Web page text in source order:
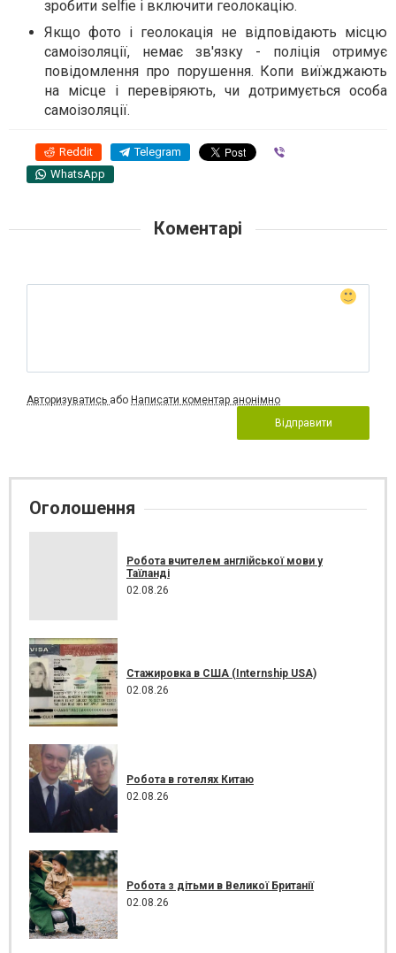
зробити selfie і включити геолокацію.
Якщо фото і геолокація не відповідають місцю
самоізоляції, немає зв'язку - поліція отримує
повідомлення про порушення. Копи виїжджають
на місце і перевіряють, чи дотримується особа
самоізоляції.
Reddit Telegram
WhatsApp
Коментарі
Авторизуватись або Написати коментар анонімно
Відправити
Оголошення
Робота вчителем англійської мови у
Таїланді
02.08.26
Стажировка в США (Internship USA)
02.08.26
Робота в готелях Китаю
02.08.26
Робота з дітьми в Великої Британії
02.08.26